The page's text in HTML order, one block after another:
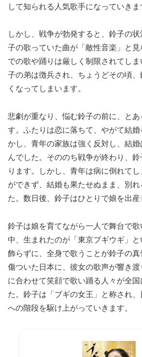
して知られる人気歌手になっていきま
しかし、戦争が勃発すると、鈴子の
子の歌っていた曲が「敵性音楽」と
での歌や踊りは厳しく制限されてし
子の弟は徴兵され、ちょうどその頃
くなってしまいます。
悲劇が重なり、悩む鈴子の前に、とあ
す。ふたりは恋に落ちて、やがて結
かし、青年の家族は強く反対し、結
んでした。そののち戦争が終わり、
ります。しかし、青年は病に倒れて
ができず、結婚も果たせぬまま、別
た。数日後、鈴子はひとりで娘を出産
鈴子は娘を育てながら一人で舞台で
中、生まれたのが「東京ブギウギ」と
飾らずに、全身で歌うことが鈴子の
傷ついた日本に、彼女の歌声が響き
に合わせて笑顔で歌い踊る人々が全
た。鈴子は「ブギの女王」と称され
への階段を駆け上がっていきます。